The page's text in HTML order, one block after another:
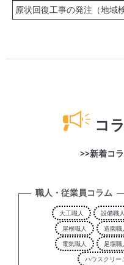
コ
>>新着コ
職人・従業員コラム
大工職人 設備職人
屋根職人
造園職
電気職人
足場職
ハウスクリー